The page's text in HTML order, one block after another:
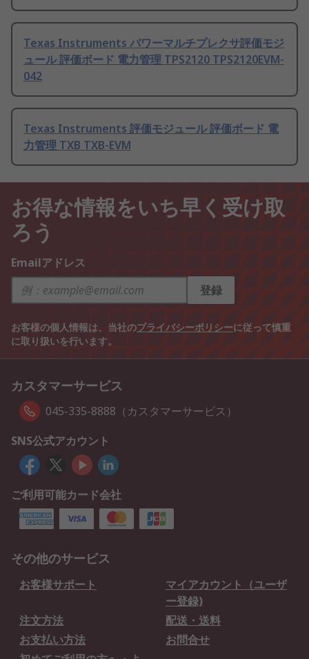
Texas Instruments パワーマルチプレクサ評価モジ
ュール 評価ボード 電力管理 TPS2120 TPS2120EVM-
042
Texas Instruments 評価モジュール 評価ボード 電
力管理 TXB TXB-EVM
お得な情報をいち早く受け取
ろう
Emailアドレス
登録
お客様の個人情報は、当社のプライバシーポリシーに従って慎重
に取り扱いを行います。
カスタマーサービス
045-335-8888（カスタマーサービス）
SNS公式アカウント
ご利用可能カード会社
その他のサービス
お客様サポート
マイアカウント（ユーザ
ー登録)
注文方法
配送・送料
お支払い方法
お問合せ